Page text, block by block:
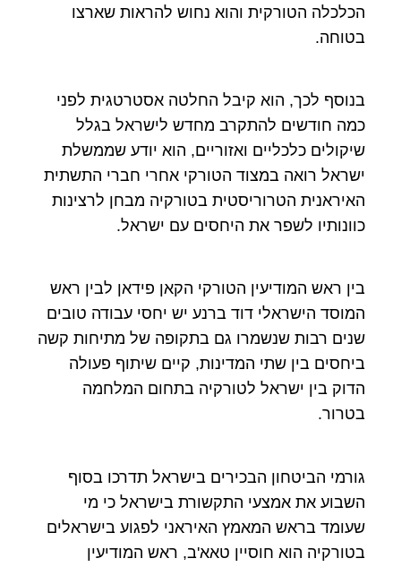
הכלכלה הטורקית והוא נחוש להראות שארצו
בטוחה.
בנוסף לכך, הוא קיבל החלטה אסטרטגית לפני
כמה חודשים להתקרב מחדש לישראל בגלל
שיקולים כלכליים ואזוריים, הוא יודע שממשלת
ישראל רואה במצוד הטורקי אחרי חברי התשתית
האיראנית הטרוריסטית בטורקיה מבחן לרצינות
כוונותיו לשפר את היחסים עם ישראל.
בין ראש המודיעין הטורקי הקאן פידאן לבין ראש
המוסד הישראלי דוד ברנע יש יחסי עבודה טובים
שנים רבות שנשמרו גם בתקופה של מתיחות קשה
ביחסים בין שתי המדינות, קיים שיתוף פעולה
הדוק בין ישראל לטורקיה בתחום המלחמה
בטרור.
גורמי הביטחון הבכירים בישראל תדרכו בסוף
השבוע את אמצעי התקשורת בישראל כי מי
שעומד בראש המאמץ האיראני לפגוע בישראלים
בטורקיה הוא חוסיין טאא'ב, ראש המודיעין